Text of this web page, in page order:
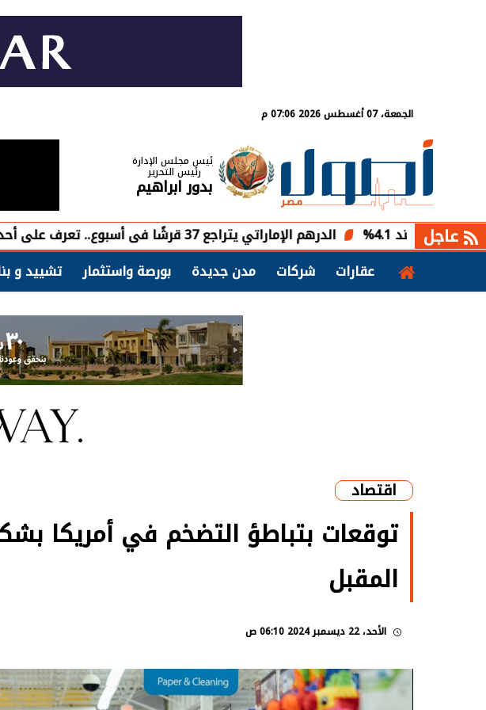
الجمعة، 07 أغسطس 2026 07:06 م
رئيس مجلس الإدارة
رئيس التحرير
بدور ابراهيم
عاجل الدرهم الإماراتي يتراجع 37 قرشًا فى أسبوع.. تعرف على أحدث سعر فى البنوك
عقارات
شركات مدن جديدة بورصة واستثمار تشييد و
اقتصاد
توقعات بتباطؤ التضخم في أمريكا
المقبل
الأحد، 22 ديسمبر 2024 06:10 ص